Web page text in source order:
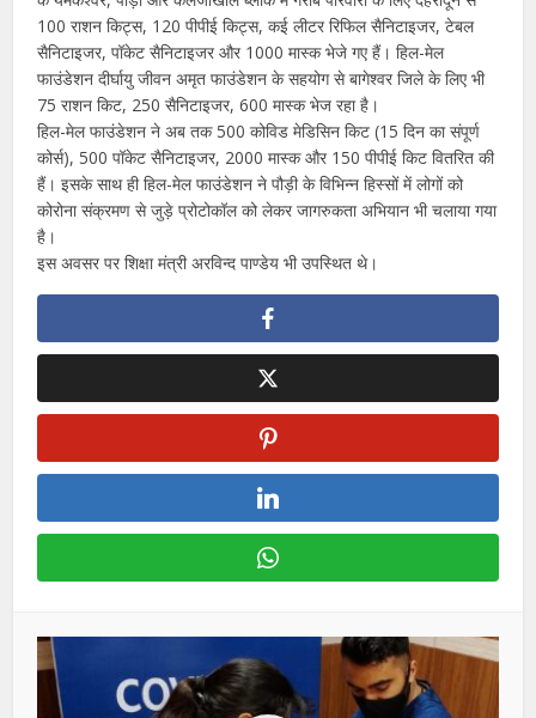
100 राशन किट्स, 120 पीपीई किट्स, कई लीटर रिफिल सैनिटाइजर, टेबल
सैनिटाइजर, पॉकेट सैनिटाइजर और 1000 मास्क भेजे गए हैं। हिल-मेल
फाउंडेशन दीर्घायु जीवन अमृत फाउंडेशन के सहयोग से बागेश्वर जिले के लिए भी
75 राशन किट, 250 सैनिटाइजर, 600 मास्क भेज रहा है।
हिल-मेल फाउंडेशन ने अब तक 500 कोविड मेडिसिन किट (15 दिन का संपूर्ण
कोर्स), 500 पॉकेट सैनिटाइजर, 2000 मास्क और 150 पीपीई किट वितरित की
हैं। इसके साथ ही हिल-मेल फाउंडेशन ने पौड़ी के विभिन्न हिस्सों में लोगों को
कोरोना संक्रमण से जुड़े प्रोटोकॉल को लेकर जागरुकता अभियान भी चलाया गया
है।
इस अवसर पर शिक्षा मंत्री अरविन्द पाण्डेय भी उपस्थित थे।